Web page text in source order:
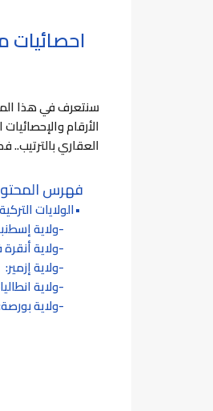
احصائيات
سنتعرف في هذا
الأرقام
العقاري بالترتيب..
فهرس
الولايات
ولاية
ولاية
ولاية إزمير:
ولاية
ولاية